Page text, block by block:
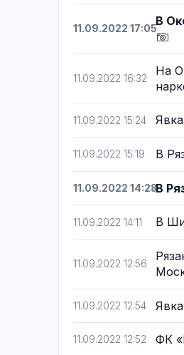
11.09.2022 17:05
В
11.09.2022 16:32
На
11.09.2022 15:24
11.09.2022 15:19 В
11.09.2022 14:28В
11.09.2022 14:11 В
11.09.2022 12:56
11.09.2022 12:54
11.09.2022 12:52 ФК